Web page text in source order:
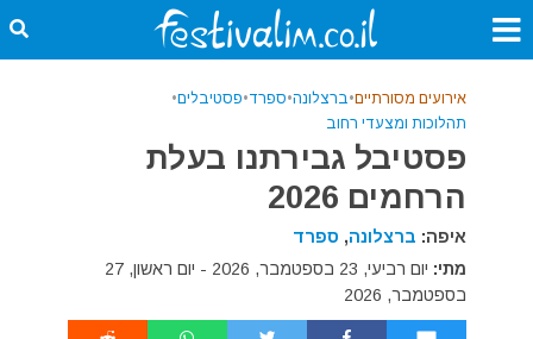
אירועים מסורתיים•ברצלונה•ספרד•פסטיבלים•
תהלוכות ומצעדי רחוב
פסטיבל גבירתנו בעלת
הרחמים 2026
איפה: ברצלונה, ספרד
מתי:
יום רביעי, 23 בספטמבר, 2026 - יום ראשון, 27
בספטמבר, 2026